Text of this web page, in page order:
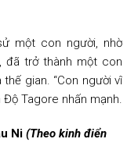
một con người, nhờ
đã trở thành một con
gian. “Con người vĩ
Độ Tagore nhấn mạnh.
Ni (Theo kinh điển